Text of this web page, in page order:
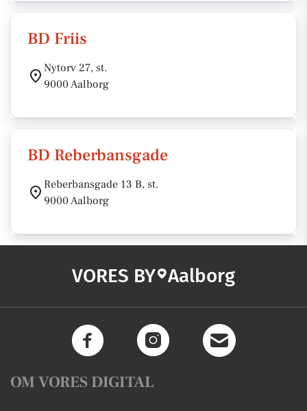
BD Friis
Nytorv 27, st.
9000 Aalborg
BD Reberbansgade
Reberbansgade 13 B, st.
9000 Aalborg
VORES BY Aalborg
OM VORES DIGITAL